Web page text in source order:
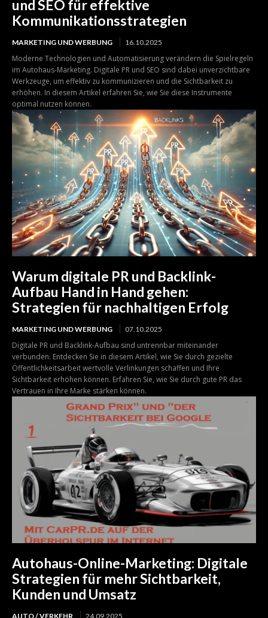
und SEO für effektive
Kommunikationsstrategien
MARKETING UND WERBUNG 16.10.2025
Moderne Technologien und Automatisierung verändern die Spielregeln
im Autohaus-Marketing. Digitale PR und SEO sind dabei unverzichtbare
Werkzeuge, um effektiv zu kommunizieren und die Sichtbarkeit zu
erhöhen. In diesem Artikel erfahren Sie, wie Sie diese Instrumente
optimal nutzen können.
Warum digitale PR und Backlink-
Aufbau Hand in Hand gehen:
Strategien für nachhaltigen Erfolg
MARKETING UND WERBUNG 07.10.2025
Digitale PR und Backlink-Aufbau sind untrennbar miteinander
verbunden. Entdecken Sie in diesem Artikel, wie Sie durch gezielte
Öffentlichkeitsarbeit wertvolle Verlinkungen schaffen und Ihre
Sichtbarkeit erhöhen können. Erfahren Sie, wie Sie durch gute PR das
Vertrauen in Ihre Marke stärken können.
Autohaus-Online-Marketing: Digitale
Strategien für mehr Sichtbarkeit,
Kunden und Umsatz
AUTO / VERKEHR 24.09.2025